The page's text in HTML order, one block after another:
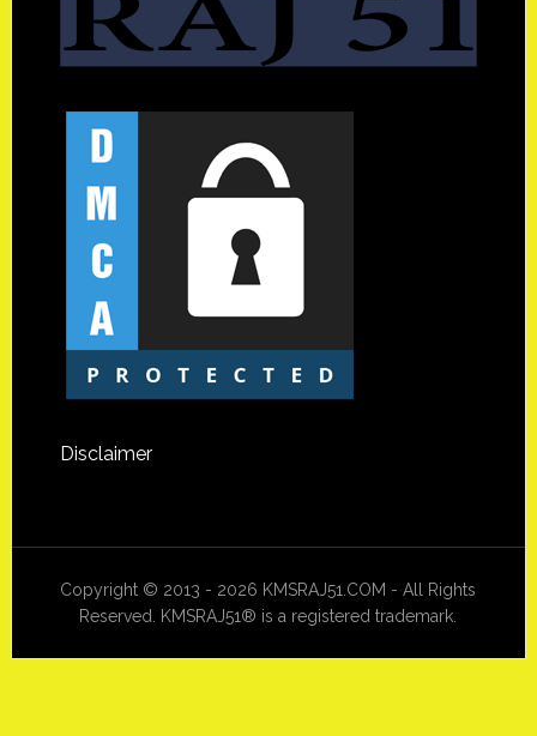
Disclaimer
Copyright © 2013 - 2026 KMSRAJ51.COM - All Rights
Reserved. KMSRAJ51® is a registered trademark.